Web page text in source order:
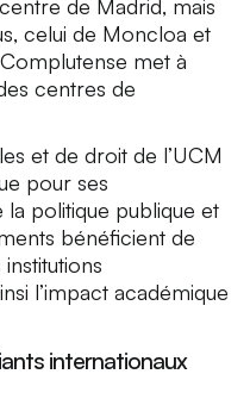
de Madrid, mais
celui de Moncloa et
met à
centres de
et de droit de l’UCM
pour ses
politique publique et
bénéficient de
l’impact académique
internationaux